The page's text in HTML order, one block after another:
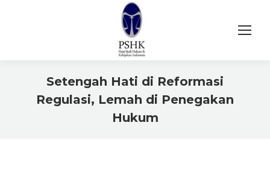
Setengah Hati di Reformasi
Regulasi, Lemah di Penegakan
Hukum